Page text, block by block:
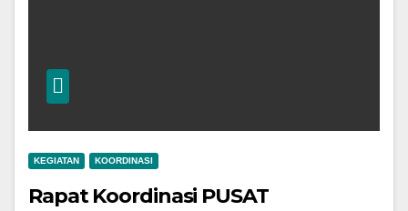
KEGIATAN KOORDINASI
Rapat Koordinasi PUSAT